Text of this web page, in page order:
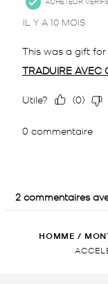
HOMME /